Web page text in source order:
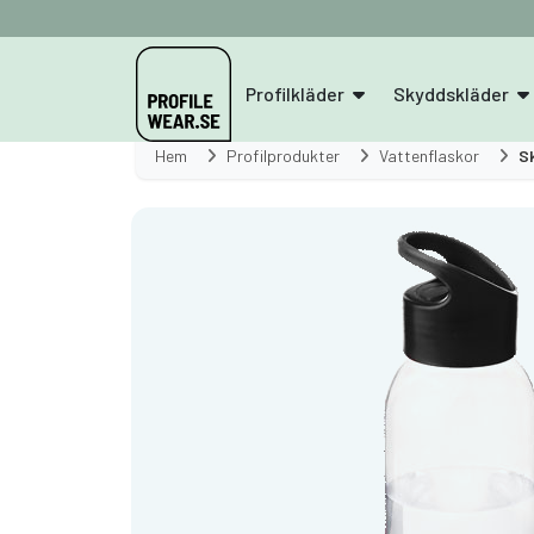
Profilkläder Skyddskläder
Hem Profilprodukter Vattenflaskor